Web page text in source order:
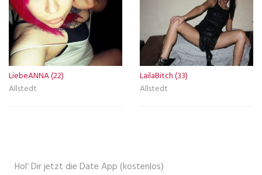
LiebeANNA (22)
Allstedt
LailaBitch (33)
Allstedt
Hol‘ Dir jetzt die Date App (kostenlos)